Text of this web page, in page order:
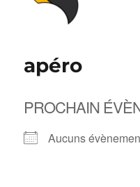
apéro
PROCHAIN
Aucuns